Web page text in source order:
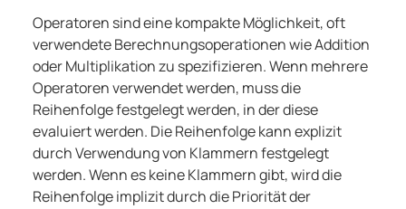
Operatoren sind eine kompakte Möglichkeit, oft
verwendete Berechnungsoperationen wie Addition
oder Multiplikation zu spezifizieren. Wenn mehrere
Operatoren verwendet werden, muss die
Reihenfolge festgelegt werden, in der diese
evaluiert werden. Die Reihenfolge kann explizit
durch Verwendung von Klammern festgelegt
werden. Wenn es keine Klammern gibt, wird die
Reihenfolge implizit durch die Priorität der